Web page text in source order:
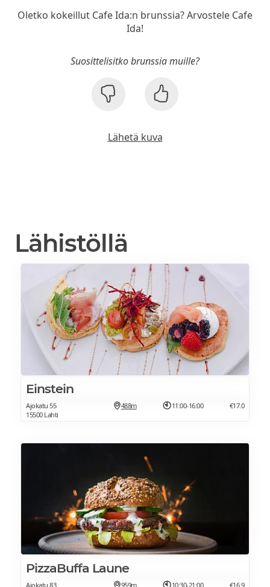
Oletko kokeillut Cafe Ida:n brunssia? Arvostele Cafe
Ida!
Suosittelisitko brunssia muille?
Lähetä kuva
Lähistöllä
Einstein
Ajokatu 55
15500 Lahti
488m 11:00-16:00 €17.0
PizzaBuffa Laune
Ajokatu 83 959m 10:30-21:00 €16.9